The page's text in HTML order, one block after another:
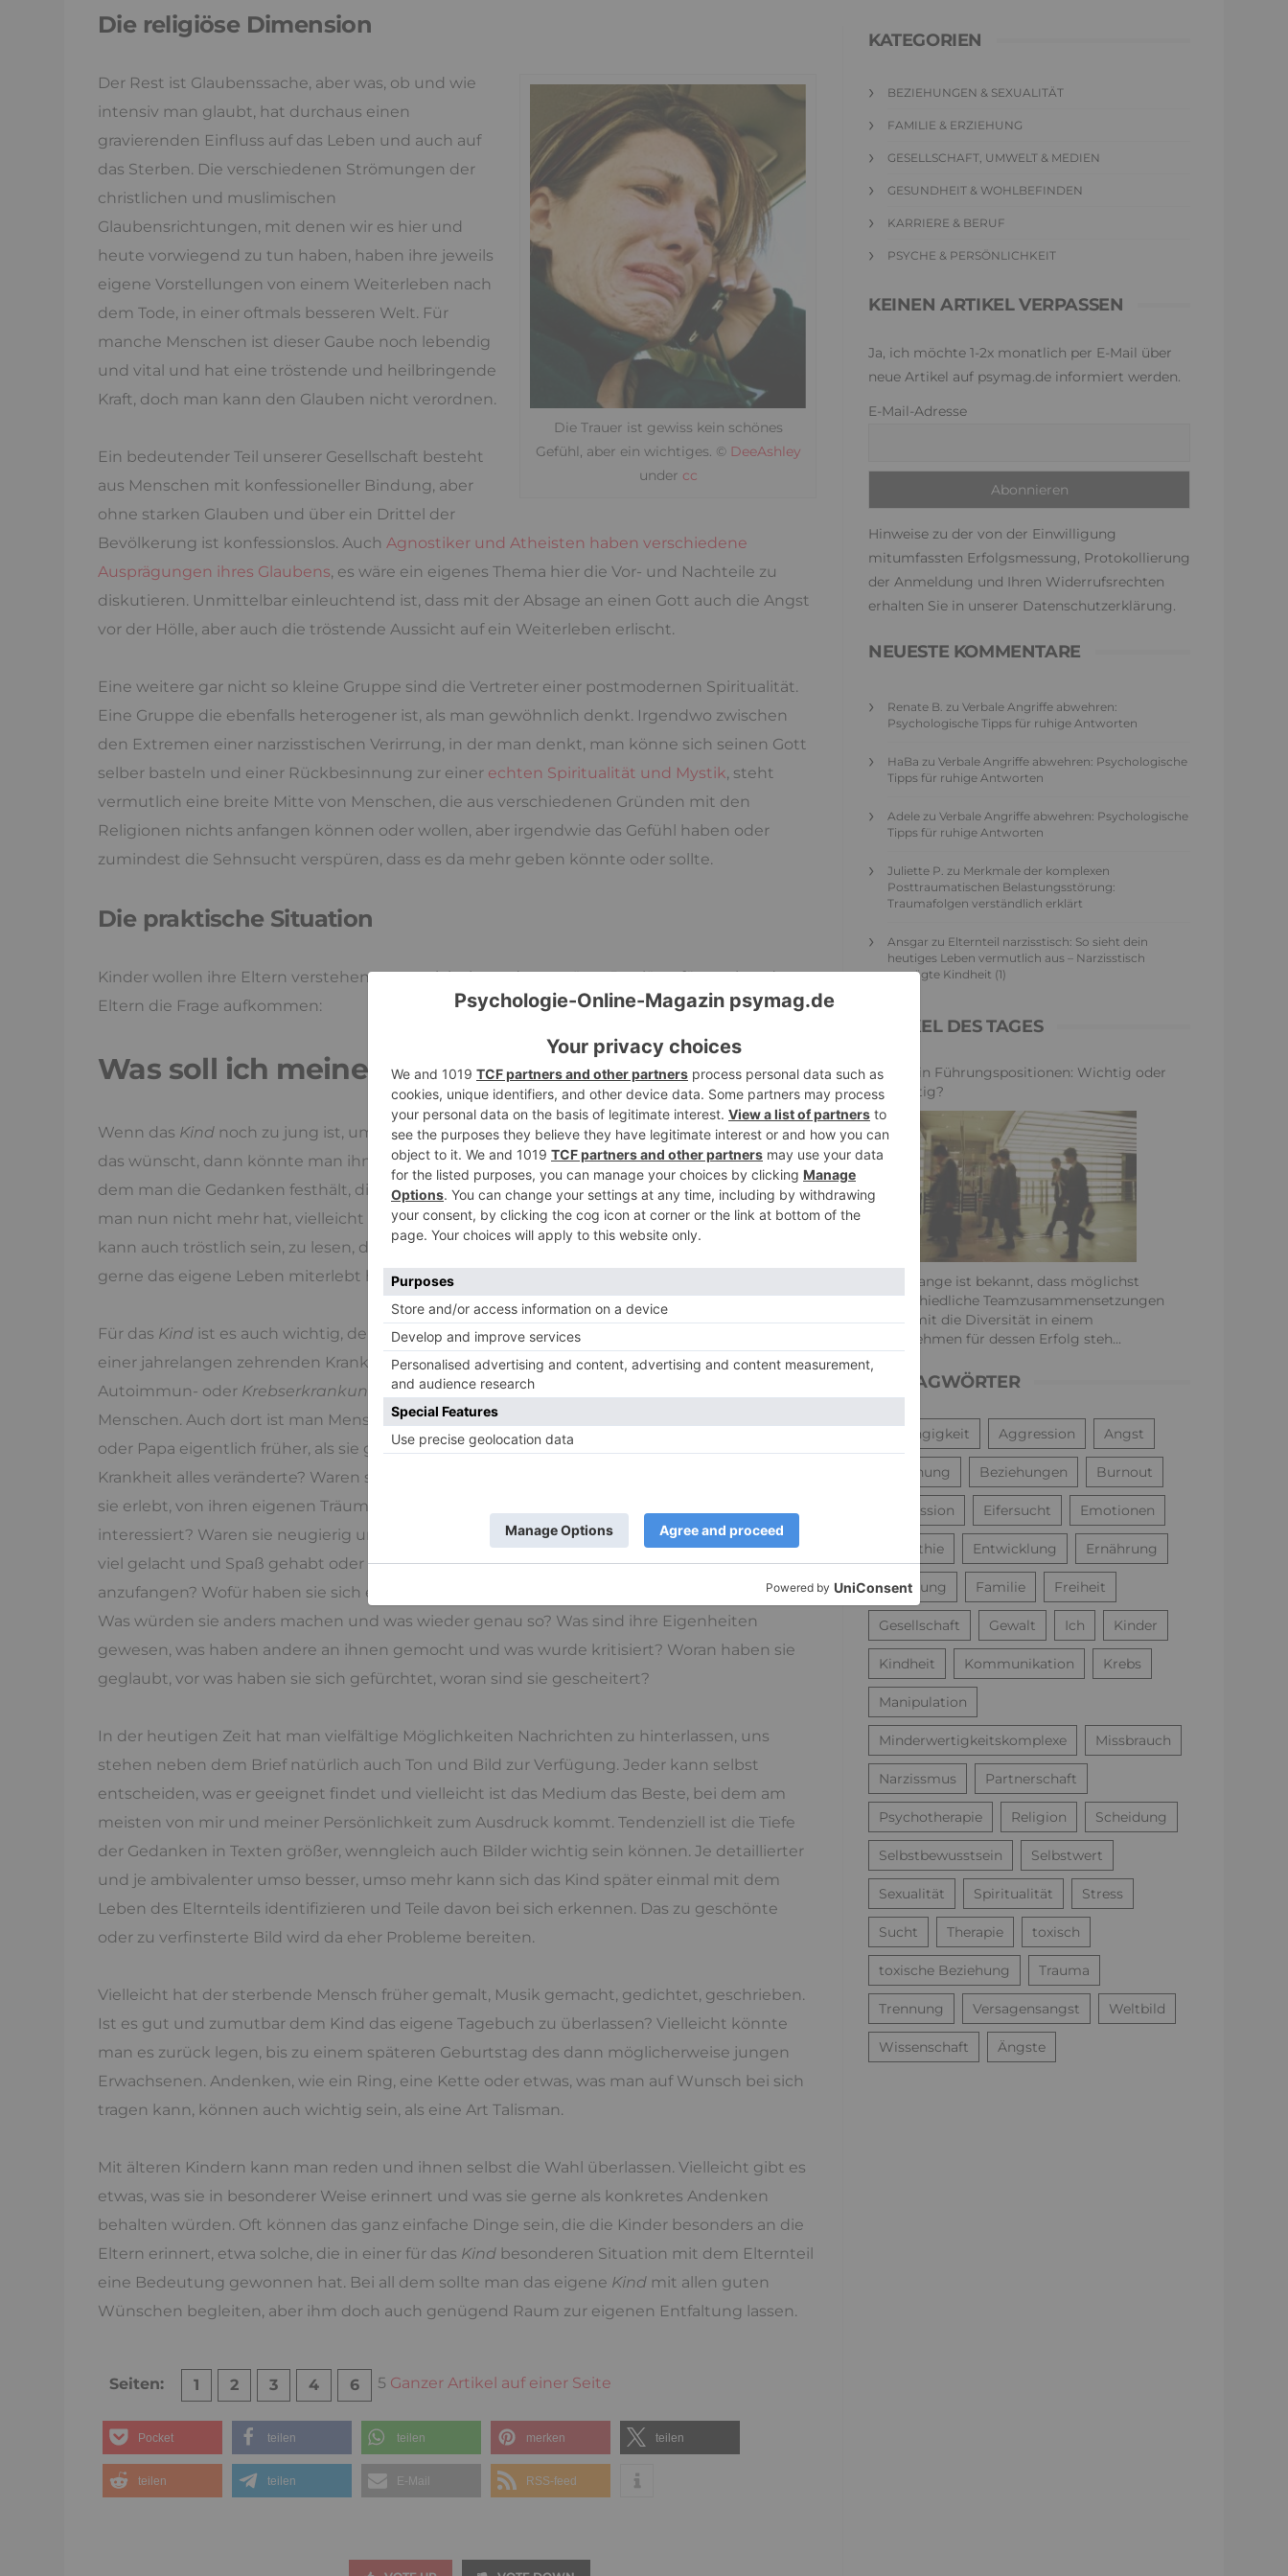
Die religiöse Dimension
Die Trauer ist gewiss kein schönes
Gefühl, aber ein wichtiges. © DeeAshley
under cc
Der Rest ist Glaubenssache, aber was, ob und wie
intensiv man glaubt, hat durchaus einen
gravierenden Einfluss auf das Leben und auch auf
das Sterben. Die verschiedenen Strömungen der
christlichen und muslimischen
Glaubensrichtungen, mit denen wir es hier und
heute vorwiegend zu tun haben, haben ihre jeweils
eigene Vorstellungen von einem Weiterleben nach
dem Tode, in einer oftmals besseren Welt. Für
manche Menschen ist dieser Gaube noch lebendig
und vital und hat eine tröstende und heilbringende
Kraft, doch man kann den Glauben nicht verordnen.
Ein bedeutender Teil unserer Gesellschaft besteht
aus Menschen mit konfessioneller Bindung, aber
ohne starken Glauben und über ein Drittel der
Bevölkerung ist konfessionslos. Auch Agnostiker und Atheisten haben verschiedene
Ausprägungen ihres Glaubens, es wäre ein eigenes Thema hier die Vor- und Nachteile zu
diskutieren. Unmittelbar einleuchtend ist, dass mit der Absage an einen Gott auch die Angst
vor der Hölle, aber auch die tröstende Aussicht auf ein Weiterleben erlischt.
Eine weitere gar nicht so kleine Gruppe sind die Vertreter einer postmodernen Spiritualität.
Eine Gruppe die ebenfalls heterogener ist, als man gewöhnlich denkt. Irgendwo zwischen
den Extremen einer narzisstischen Verirrung, in der man denkt, man könne sich seinen Gott
selber basteln und einer Rückbesinnung zur einer echten Spiritualität und Mystik, steht
vermutlich eine breite Mitte von Menschen, die aus verschiedenen Gründen mit den
Religionen nichts anfangen können oder wollen, aber irgendwie das Gefühl haben oder
zumindest die Sehnsucht verspüren, dass es da mehr geben könnte oder sollte.
Die praktische Situation
Kinder wollen ihre Eltern verstehen, wenn nicht jetzt, dann später. Das lässt für sterbende
Eltern die Frage aufkommen:
Was soll ich meinem Kind hinterlassen?
Wenn das Kind noch zu jung ist, um mit ihm in der Weise zu reden, wie sich der Sterbende
das wünscht, dann könnte man ihm für spätere Jahre einen Abschiedsbrief schreiben, in
dem man die Gedanken festhält, die dasKind betreffen und die gemeinsame Zukunft, die
man nun nicht mehr hat, vielleicht aber gehabt hätte. Traurig ist der Tod ohnehin, aber es
kann auch tröstlich sein, zu lesen, dass man einen Menschen an der Seite gehabt hätte, der
gerne das eigene Leben miterlebt hätte.
Für das Kind ist es auch wichtig, den Menschen hinter dem Kranken kennenzulernen. Bei
einer jahrelangen zehrenden Krankheit, meist aus dem Spektrum der neurodegenerativen,
Autoimmun- oder Krebserkrankungen, kennt das Kind vielleicht bislang nur den kranken
Menschen. Auch dort ist man Mensch, aber es eben nicht das ganze Bild. Wie waren Mama
oder Papa eigentlich früher, als sie gesund waren? Was hatten sie für Träume, bevor die
Krankheit alles veränderte? Waren sie stark, charismatisch, schüchtern, spontan? Was haben
sie erlebt, von ihren eigenen Träumen eingelöst, was waren sie für Menschen, was hat sie
interessiert? Waren sie neugierig und wenn ja, auf was? Oder selbstgenügsam? Haben sie
viel gelacht und Spaß gehabt oder haben sie zu lange gewartet, um endlich mit dem Leben
anzufangen? Wofür haben sie sich eingesetzt und was war ihnen nicht so wichtig oder egal?
Was würden sie anders machen und was wieder genau so? Was sind ihre Eigenheiten
gewesen, was haben andere an ihnen gemocht und was wurde kritisiert? Woran haben sie
geglaubt, vor was haben sie sich gefürchtet, woran sind sie gescheitert?
In der heutigen Zeit hat man vielfältige Möglichkeiten Nachrichten zu hinterlassen, uns
stehen neben dem Brief natürlich auch Ton und Bild zur Verfügung. Jeder kann selbst
entscheiden, was er geeignet findet und vielleicht ist das Medium das Beste, bei dem am
meisten von mir und meiner Persönlichkeit zum Ausdruck kommt. Tendenziell ist die Tiefe
der Gedanken in Texten größer, wenngleich auch Bilder wichtig sein können. Je detaillierter
und je ambivalenter umso besser, umso mehr kann sich das Kind später einmal mit dem
Leben des Elternteils identifizieren und Teile davon bei sich erkennen. Das zu geschönte
oder zu verfinsterte Bild wird da eher Probleme bereiten.
Vielleicht hat der sterbende Mensch früher gemalt, Musik gemacht, gedichtet, geschrieben.
Ist es gut und zumutbar dem Kind das eigene Tagebuch zu überlassen? Vielleicht könnte
man es zurück legen, bis zu einem späteren Geburtstag des dann möglicherweise jungen
Erwachsenen. Andenken, wie ein Ring, eine Kette oder etwas, was man auf Wunsch bei sich
tragen kann, können auch wichtig sein, als eine Art Talisman.
Mit älteren Kindern kann man reden und ihnen selbst die Wahl überlassen. Vielleicht gibt es
etwas, was sie in besonderer Weise erinnert und was sie gerne als konkretes Andenken
behalten würden. Oft können das ganz einfache Dinge sein, die die Kinder besonders an die
Eltern erinnert, etwa solche, die in einer für das Kind besonderen Situation mit dem Elternteil
eine Bedeutung gewonnen hat. Bei all dem sollte man das eigene Kind mit allen guten
Wünschen begleiten, aber ihm doch auch genügend Raum zur eigenen Entfaltung lassen.
Seiten: 1 2 3 4 5
6 Ganzer Artikel auf einer Seite
Pocket teilen teilen merken teilen
teilen teilen E-Mail RSS-feed
KATEGORIEN
BEZIEHUNGEN & SEXUALITÄT
FAMILIE & ERZIEHUNG
GESELLSCHAFT, UMWELT & MEDIEN
GESUNDHEIT & WOHLBEFINDEN
KARRIERE & BERUF
PSYCHE & PERSÖNLICHKEIT
KEINEN ARTIKEL VERPASSEN
Ja, ich möchte 1-2x monatlich per E-Mail über
neue Artikel auf psymag.de informiert werden.
E-Mail-Adresse
Hinweise zu der von der Einwilligung
mitumfassten Erfolgsmessung, Protokollierung
der Anmeldung und Ihren Widerrufsrechten
erhalten Sie in unserer Datenschutzerklärung.
NEUESTE KOMMENTARE
Renate B. zu Verbale Angriffe abwehren:
Psychologische Tipps für ruhige Antworten
HaBa zu Verbale Angriffe abwehren: Psychologische
Tipps für ruhige Antworten
Adele zu Verbale Angriffe abwehren: Psychologische
Tipps für ruhige Antworten
Juliette P. zu Merkmale der komplexen
Posttraumatischen Belastungsstörung:
Traumafolgen verständlich erklärt
Ansgar zu Elternteil narzisstisch: So sieht dein
heutiges Leben vermutlich aus – Narzisstisch
geprägte Kindheit (1)
ARTIKEL DES TAGES
Frauen in Führungspositionen: Wichtig oder
unwichtig?
Schon lange ist bekannt, dass möglichst
unterschiedliche Teamzusammensetzungen
und somit die Diversität in einem
Unternehmen für dessen Erfolg steh...
SCHLAGWÖRTER
Abhängigkeit Aggression Angst
Beziehung Beziehungen Burnout
Depression Eifersucht Emotionen
Empathie Entwicklung Ernährung
Erziehung Familie Freiheit
Gesellschaft Gewalt Ich Kinder
Kindheit Kommunikation Krebs
Manipulation
Minderwertigkeitskomplexe Missbrauch
Narzissmus Partnerschaft
Psychotherapie Religion Scheidung
Selbstbewusstsein Selbstwert
Sexualität Spiritualität Stress
Sucht Therapie toxisch
toxische Beziehung Trauma
Trennung Versagensangst Weltbild
Wissenschaft Ängste